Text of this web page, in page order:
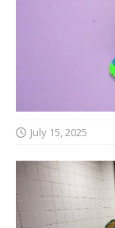
July 15, 2025